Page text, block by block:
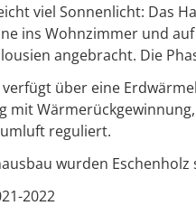
viel Sonnenlicht: Das
ins Wohnzimmer und
angebracht. Die
verfügt über eine
mit
reguliert.
wurden
2022